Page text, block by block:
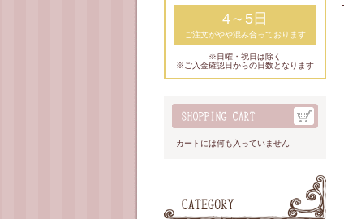
4～5日
ご注文がやや混み合っております
※日曜・祝日は除く
※ご入金確認日からの日数となります
カートには何も入っていません